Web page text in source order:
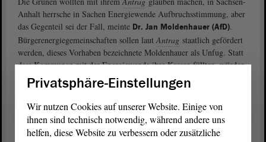
Anhalt herrsche in Sachen Energiewende Aufbruchsstimmung, aber
das Gegenteil sei der Fall, meinte Dr. Jan Moldenhauer (AfD).
Bürgerenergiegemeinschaften sollen laut Antrag staatlich gefördert
werden, dieses Vorhaben bezeichnete Moldenhauer als Unfug. Statt
dass Kommunen mit der Energiewende ihre Kassen füllten, würden
sie sie leeren. Die AfD halte an einem Energiemix mitsamt Kohle,
Gas und Öl fest und wolle so „die Deindustrialisierung in Sachsen-
Anhalt“ stoppen.
„Maß und Mitte völlig verloren“
Privatsphäre-Einstellungen
Wir nutzen Cookies auf unserer Website. Einige von
ihnen sind technisch notwendig, während andere uns
helfen, diese Website zu verbessern oder zusätzliche